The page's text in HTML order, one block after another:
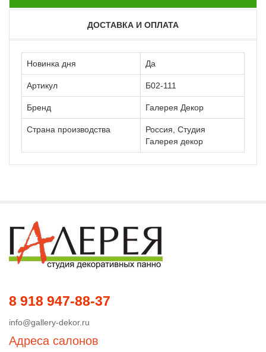
ДОСТАВКА И ОПЛАТА
Новинка дня Да
Артикул Б02-111
Бренд Галерея Декор
Страна производства
Россия, Студия
Галерея декор
8 918 947-88-37
info@gallery-dekor.ru
Адреса салонов